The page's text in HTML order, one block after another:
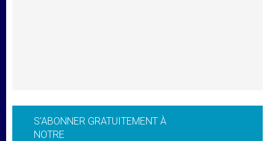
S'ABONNER GRATUITEMENT À
NOTRE